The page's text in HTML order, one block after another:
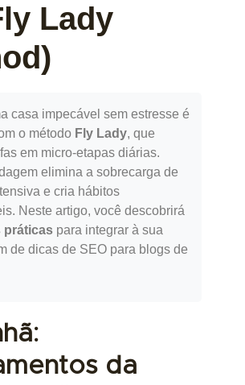
Lady
casa impecável sem estresse é
o método Fly Lady, que
em micro-etapas diárias.
elimina a sobrecarga de
e cria hábitos
Neste artigo, você descobrirá
práticas para integrar à sua
de dicas de SEO para blogs de
da